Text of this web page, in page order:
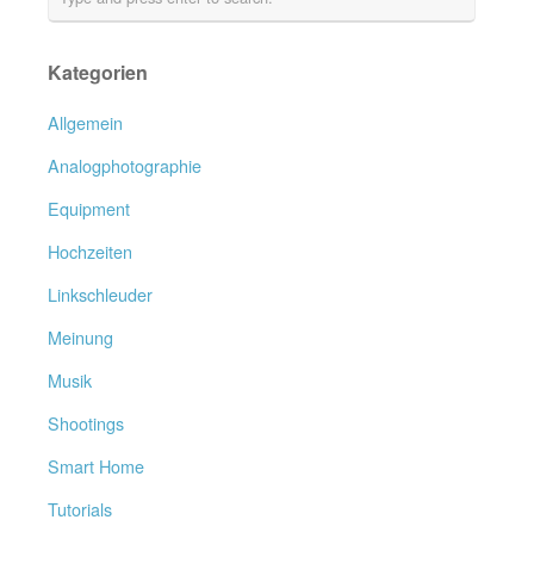
Kategorien
Allgemein
Analogphotographie
Equipment
Hochzeiten
Linkschleuder
Meinung
Musik
Shootings
Smart Home
Tutorials